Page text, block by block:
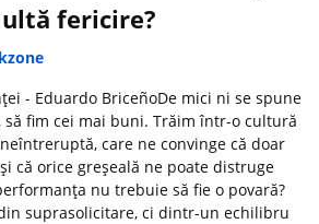
fericire?
- Eduardo BriceñoDe mici ni se spune
să fim cei mai buni. Trăim într-o cultură
care ne convinge că doar
că orice greșeală ne poate distruge
nu trebuie să fie o povară?
suprasolicitare, ci dintr-un echilibru